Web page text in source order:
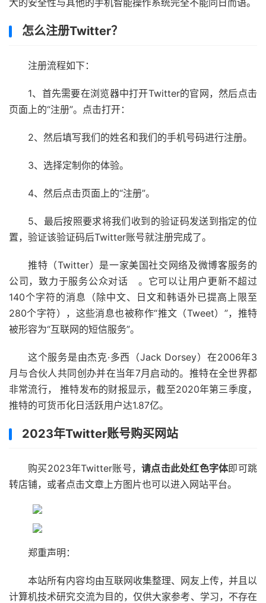
大的安全性与其他的手机智能操作系统完全不能同日而语。
怎么注册Twitter？
注册流程如下：
1、首先需要在浏览器中打开Twitter的官网，然后点击
页面上的“注册”。点击打开：
2、然后填写我们的姓名和我们的手机号码进行注册。
3、选择定制你的体验。
4、然后点击页面上的“注册”。
5、最后按照要求将我们收到的验证码发送到指定的位
置，验证该验证码后Twitter账号就注册完成了。
推特（Twitter）是一家美国社交网络及微博客服务的
公司，致力于服务公众对话 。它可以让用户更新不超过
140个字符的消息（除中文、日文和韩语外已提高上限至
280个字符），这些消息也被称作“推文（Tweet）”，推特
被形容为“互联网的短信服务”。
这个服务是由杰克·多西（Jack Dorsey）在2006年3
月与合伙人共同创办并在当年7月启动的。推特在全世界都
非常流行， 推特发布的财报显示，截至2020年第三季度，
推特的可货币化日活跃用户达1.87亿。
2023年Twitter账号购买网站
购买2023年Twitter账号，请点击此处红色字体即可跳
转店铺，或者点击文章上方图片也可以进入网站平台。
郑重声明：
本站所有内容均由互联网收集整理、网友上传，并且以
计算机技术研究交流为目的，仅供大家参考、学习，不存在